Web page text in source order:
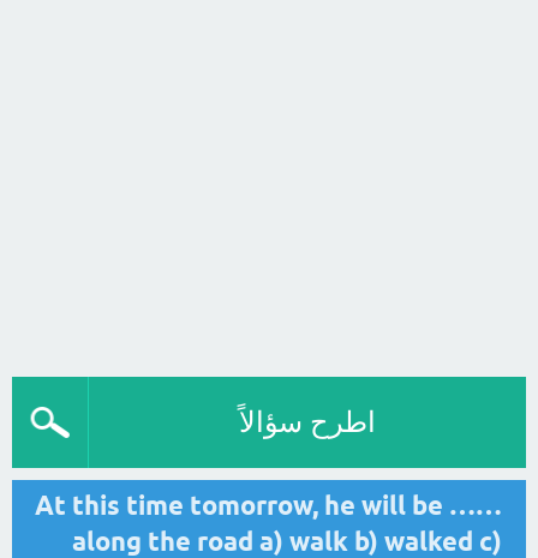
اطرح سؤالاً
At this time tomorrow, he will be ……
along the road a) walk b) walked c)